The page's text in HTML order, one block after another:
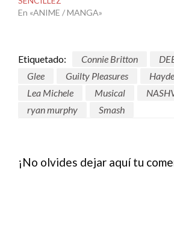
En «ANIME / MANGA»
Etiquetado: Connie Britton
Glee
Guilty Pleasures
Lea Michele
Musical
ryan murphy
Smash
¡No olvides dejar aquí tu